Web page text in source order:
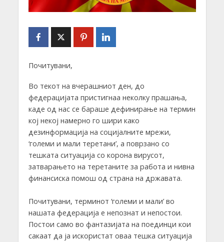
Почитувани,
Во текот на вчерашниот ден, до
федерацијата пристигнаа неколку прашања,
каде од нас се бараше дефинирање на термин
кој некој намерно го шири како
дезинформација на социјалните мрежи,
‘големи и мали теретани’, а поврзано со
тешката ситуација со корона вирусот,
затварањето на теретаните за работа и нивна
финансиска помош од страна на државата.
Почитувани, терминот ‘големи и мали’ во
нашата федерација е непознат и непостои.
Постои само во фантазијата на поединци кои
сакаат да ја искористат оваа тешка ситуација